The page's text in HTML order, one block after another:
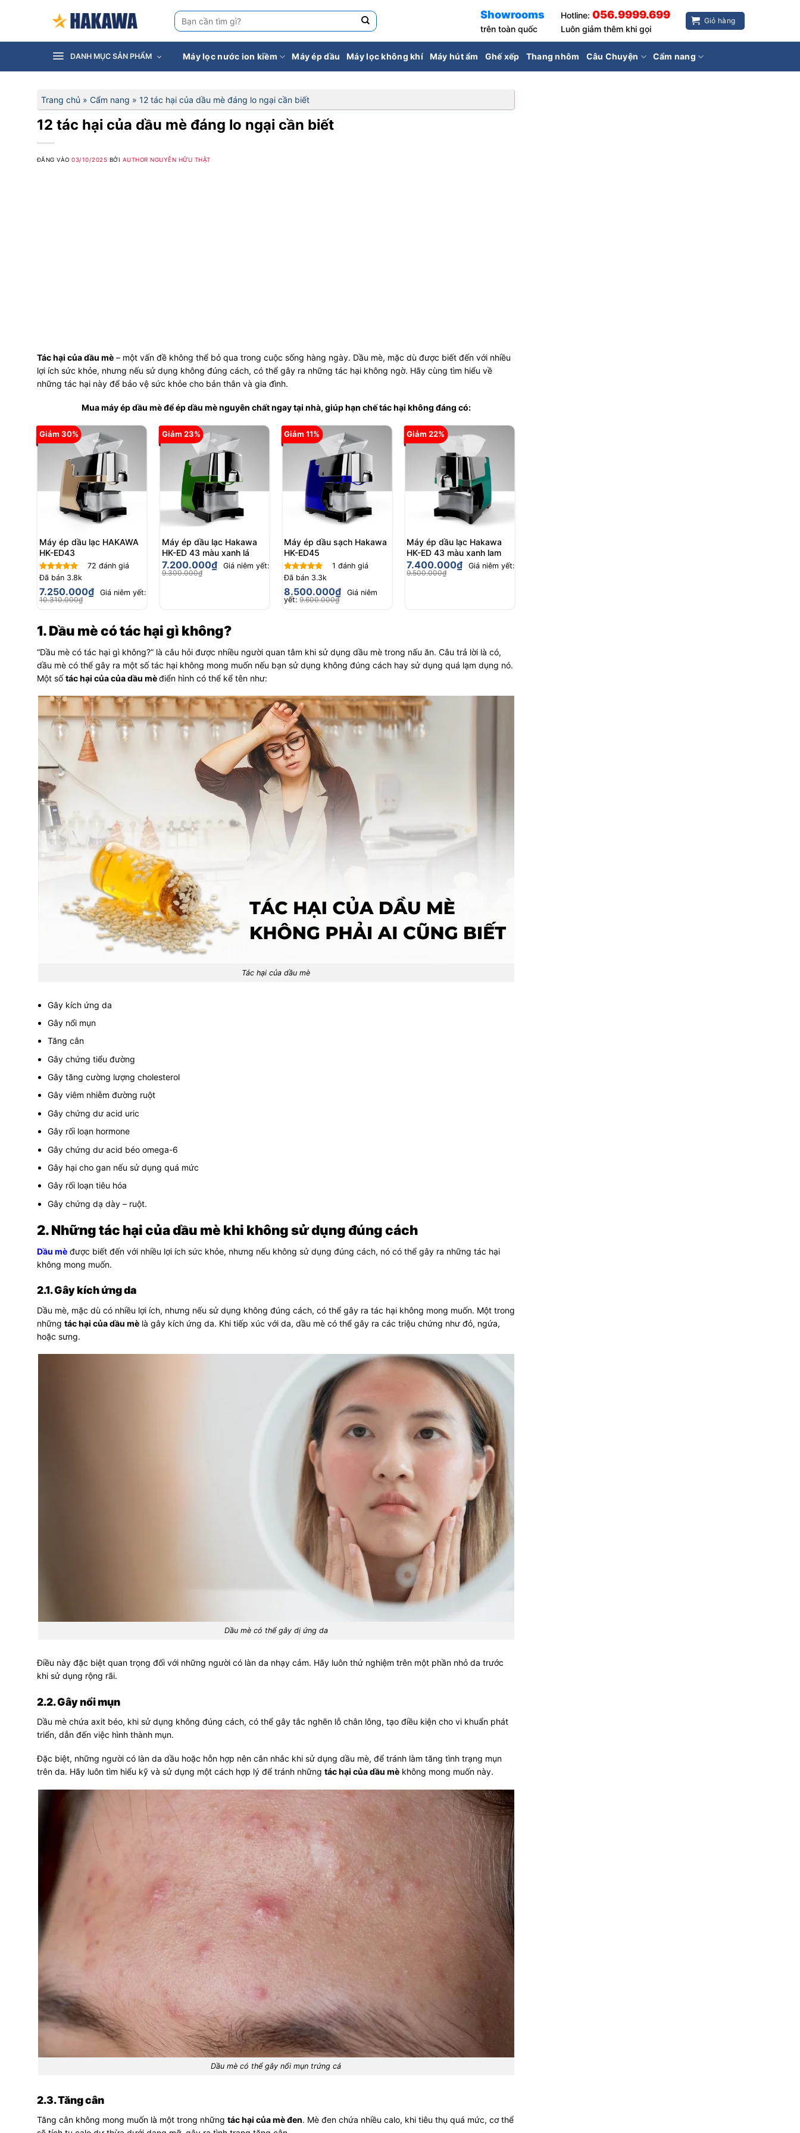
dung
Tìm
kiếm:
Showrooms
trên toàn quốc
Hotline:056.9999.699
Luôn giảm thêm khi gọi
Giỏ hàng
DANH MỤC SẢN PHẨM Máy lọc nước ion kiềm Máy ép dầu Máy lọc không khí Máy hút ẩm Ghế xếp Thang nhôm Câu Chuyện Cẩm nang
Trang chủ » Cẩm nang » 12 tác hại của dầu mè đáng lo ngại cần biết
12 tác hại của dầu mè đáng lo ngại cần biết
ĐĂNG VÀO03/10/2025 BỞI AUTHOR NGUYỄN HỮU THẬT
Tác hại của dầu mè – một vấn đề không thể bỏ qua trong cuộc sống hàng ngày. Dầu mè, mặc dù được biết đến với nhiều
lợi ích sức khỏe, nhưng nếu sử dụng không đúng cách, có thể gây ra những tác hại không ngờ. Hãy cùng tìm hiểu về
những tác hại này để bảo vệ sức khỏe cho bản thân và gia đình.
Mua máy ép dầu mè để ép dầu mè nguyên chất ngay tại nhà, giúp hạn chế tác hại không đáng có:
Giảm 30%
Máy ép dầu lạc HAKAWA
HK-ED43
Được xếp
hạng4.80
5 sao
72 đánh giá
Đã bán 3.8k
7.250.000₫
Giá niêm yết:
10.310.000₫
Giảm 23%
Máy ép dầu lạc Hakawa
HK-ED 43 màu xanh lá
7.200.000₫
Giá niêm yết:
9.300.000₫
Giảm 11%
Máy ép dầu sạch Hakawa
HK-ED45
Được xếp
hạng5.00
5 sao
1 đánh giá
Đã bán 3.3k
8.500.000₫
Giá niêm
yết:9.600.000₫
Giảm 22%
Máy ép dầu lạc Hakawa
HK-ED 43 màu xanh lam
7.400.000₫
Giá niêm yết:
9.500.000₫
1. Dầu mè có tác hại gì không?
“Dầu mè có tác hại gì không?” là câu hỏi được nhiều người quan tâm khi sử dụng dầu mè trong nấu ăn. Câu trả lời là có,
dầu mè có thể gây ra một số tác hại không mong muốn nếu bạn sử dụng không đúng cách hay sử dụng quá lạm dụng nó.
Một sốtác hại của của dầu mèđiển hình có thể kể tên như:
Tác hại của dầu mè
Gây kích ứng da
Gây nổi mụn
Tăng cân
Gây chứng tiểu đường
Gây tăng cường lượng cholesterol
Gây viêm nhiễm đường ruột
Gây chứng dư acid uric
Gây rối loạn hormone
Gây chứng dư acid béo omega-6
Gây hại cho gan nếu sử dụng quá mức
Gây rối loạn tiêu hóa
Gây chứng dạ dày – ruột.
2. Những tác hại của dầu mè khi không sử dụng đúng cách
Dầu mè được biết đến với nhiều lợi ích sức khỏe, nhưng nếu không sử dụng đúng cách, nó có thể gây ra những tác hại
không mong muốn.
2.1. Gây kích ứng da
Dầu mè, mặc dù có nhiều lợi ích, nhưng nếu sử dụng không đúng cách, có thể gây ra tác hại không mong muốn. Một trong
những tác hại của dầu mè là gây kích ứng da. Khi tiếp xúc với da, dầu mè có thể gây ra các triệu chứng như đỏ, ngứa,
hoặc sưng.
Dầu mè có thể gây dị ứng da
Điều này đặc biệt quan trọng đối với những người có làn da nhạy cảm. Hãy luôn thử nghiệm trên một phần nhỏ da trước
khi sử dụng rộng rãi.
2.2. Gây nổi mụn
Dầu mè chứa axit béo, khi sử dụng không đúng cách, có thể gây tắc nghẽn lỗ chân lông, tạo điều kiện cho vi khuẩn phát
triển, dẫn đến việc hình thành mụn.
Đặc biệt, những người có làn da dầu hoặc hỗn hợp nên cân nhắc khi sử dụng dầu mè, để tránh làm tăng tình trạng mụn
trên da. Hãy luôn tìm hiểu kỹ và sử dụng một cách hợp lý để tránh những tác hại của dầu mè không mong muốn này.
Dầu mè có thể gây nổi mụn trứng cá
2.3. Tăng cân
Tăng cân không mong muốn là một trong những tác hại của mè đen. Mè đen chứa nhiều calo, khi tiêu thụ quá mức, cơ thể